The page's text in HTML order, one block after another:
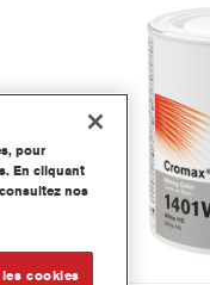
pour
En cliquant
nos
cookies